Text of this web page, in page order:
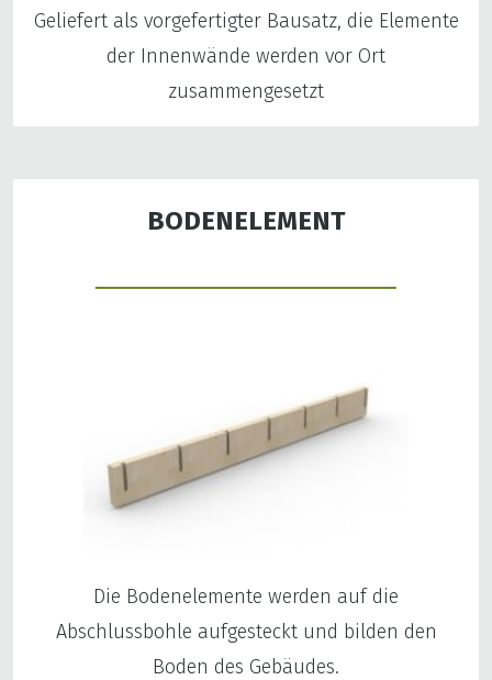
Geliefert als vorgefertigter Bausatz, die Elemente
der Innenwände werden vor Ort
zusammengesetzt
BODENELEMENT
Die Bodenelemente werden auf die
Abschlussbohle aufgesteckt und bilden den
Boden des Gebäudes.